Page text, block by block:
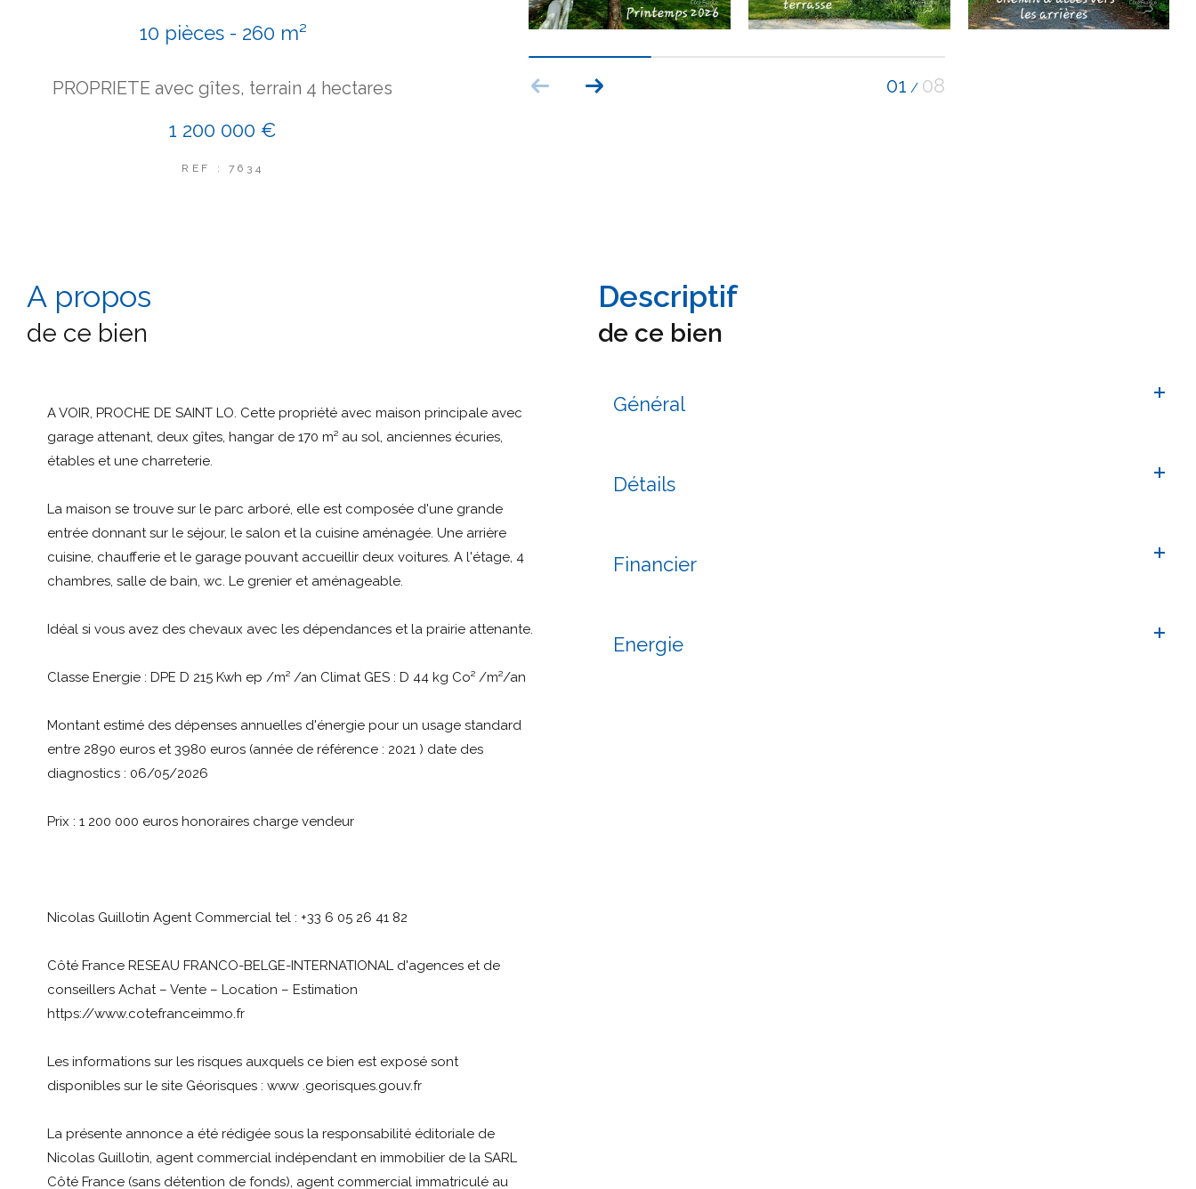
01 / 08
10 pièces - 260 m²
PROPRIETE avec gîtes, terrain 4 hectares
1 200 000 €
REF : 7634
a propos
de ce bien
A VOIR, PROCHE DE SAINT LO. Cette propriété avec maison principale avec
garage attenant, deux gîtes, hangar de 170 m² au sol, anciennes écuries,
étables et une charreterie.
La maison se trouve sur le parc arboré, elle est composée d'une grande
entrée donnant sur le séjour, le salon et la cuisine aménagée. Une arrière
cuisine, chaufferie et le garage pouvant accueillir deux voitures. A l'étage, 4
chambres, salle de bain, wc. Le grenier et aménageable.
Idéal si vous avez des chevaux avec les dépendances et la prairie attenante.
Classe Energie : DPE D 215 Kwh ep /m² /an Climat GES : D 44 kg Co² /m²/an
Montant estimé des dépenses annuelles d'énergie pour un usage standard
entre 2890 euros et 3980 euros (année de référence : 2021 ) date des
diagnostics : 06/05/2026
Prix : 1 200 000 euros honoraires charge vendeur
Nicolas Guillotin Agent Commercial tel : +33 6 05 26 41 82
Côté France RESEAU FRANCO-BELGE-INTERNATIONAL d'agences et de
conseillers Achat – Vente – Location – Estimation
https://www.cotefranceimmo.fr
Les informations sur les risques auxquels ce bien est exposé sont
disponibles sur le site Géorisques : www .georisques.gouv.fr
La présente annonce a été rédigée sous la responsabilité éditoriale de
Nicolas Guillotin, agent commercial indépendant en immobilier de la SARL
Côté France (sans détention de fonds), agent commercial immatriculé au
descriptif
de ce bien
Général
Détails
Financier
Energie